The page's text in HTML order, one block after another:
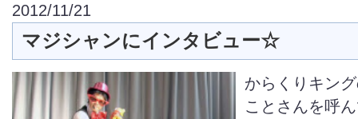
2012/11/21
マジシャンにインタビュー☆
からくりキン
ことさんを呼